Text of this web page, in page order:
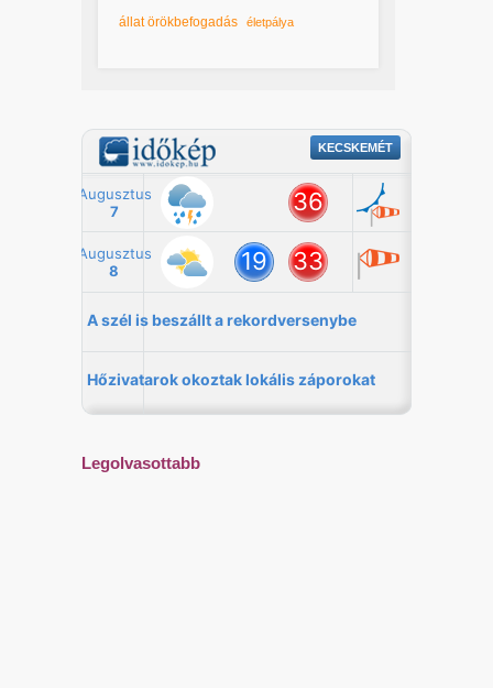
állat örökbefogadás életpálya
Legolvasottabb